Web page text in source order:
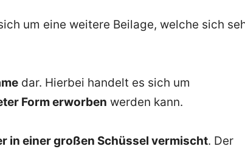
um eine weitere Beilage, welche sich
dar. Hierbei handelt es sich um
Form erworben werden kann.
in einer großen Schüssel vermischt. Der